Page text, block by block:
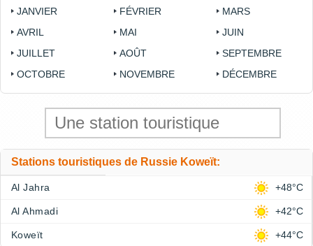
JANVIER FÉVRIER
MARS
AVRIL
MAI
JUIN
JUILLET
AOÛT
SEPTEMBRE
OCTOBRE
NOVEMBRE DÉCEMBRE
Stations touristiques de Russie Koweït:
Al Jahra +48°C
Al Ahmadi +42°C
Koweït +44°C